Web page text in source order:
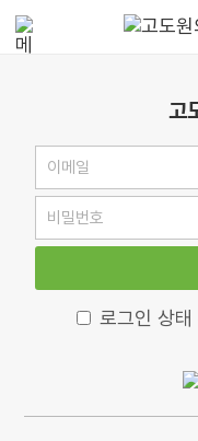
고
로그인 상태